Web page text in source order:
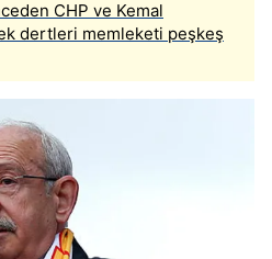
CHP ve Kemal
dertleri memleketi peşkeş